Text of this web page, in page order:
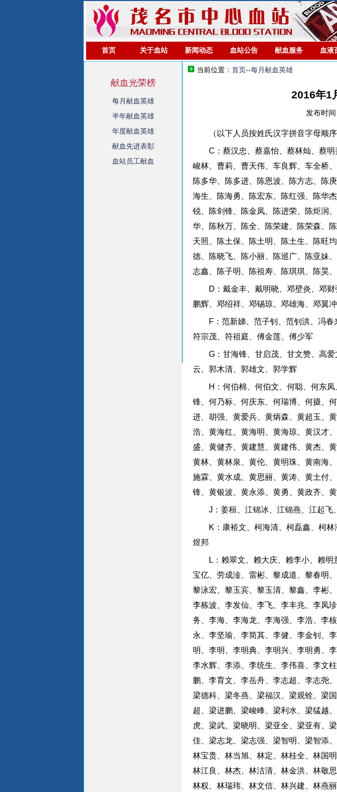
首页 关于血站 新闻动态 血站公告 献血服务 血液
献血光荣榜
每月献血英雄
半年献血英雄
年度献血英雄
献血先进表彰
血站员工献血
当前位置： 首页--每月献血英雄
2016年1
发布时
（以下人员按姓氏汉字拼音字母顺序
C：蔡汉忠、蔡嘉怡、蔡林灿、蔡
峻林、曹莉、曹天伟、车良辉、车全桥
陈多华、陈多进、陈恩波、陈方志、陈
海生、陈海勇、陈宏东、陈红强、陈华
锐、陈剑锋、陈金凤、陈进荣、陈炬润
华、陈秋万、陈全、陈荣建、陈荣森、
天照、陈土保、陈土明、陈土生、陈旺
德、陈晓飞、陈小丽、陈巡广、陈亚妹
志鑫、陈子明、陈祖寿、陈琪琪、陈昊
D：戴金丰、戴明晓、邓壁炎、邓
鹏辉、邓绍祥、邓锡琼、邓雄海、邓翼
F：范新娣、范子钊、范钊洪、冯
符宗茂、符祖庭、傅金莲、傅少军
G：甘海锋、甘启茂、甘文赞、高
云、郭木清、郭雄文、郭学辉
H：何伯棉、何伯文、何聪、何东
锋、何乃标、何庆东、何瑞博、何摄、
进、胡强、黄爱兵、黄炳森、黄超玉、
浩、黄海红、黄海明、黄海琼、黄汉才
盛、黄健齐、黄建慧、黄建伟、黄杰、
黄林、黄林泉、黄伦、黄明珠、黄南海
施霖、黄水成、黄思丽、黄涛、黄土付
锋、黄银波、黄永添、黄勇、黄政齐、
J：姜桓、江锦冰、江锦燕、江起
K：康裕文、柯海清、柯磊鑫、柯
煜邦
L：赖翠文、赖大庆、赖李小、赖
宝亿、劳成淦、雷彬、黎成道、黎春明
黎泳宏、黎玉宾、黎玉清、黎鑫、李彬
李栋波、李发仙、李飞、李丰兆、李凤
务、李海、李海龙、李海强、李浩、李
永、李坚瑜、李简其、李健、李金钊、
明、李明、李明典、李明兴、李明勇、
李水辉、李添、李统生、李伟喜、李文
鹏、李育文、李岳舟、李志超、李志尧
梁德科、梁冬燕、梁福汉、梁观铨、梁
超、梁进鹏、梁峻峰、梁利水、梁猛越
虎、梁武、梁晓明、梁亚全、梁亚有、
佳、梁志龙、梁志强、梁智明、梁智添
林宝贵、林当旭、林定、林桂全、林国
林江良、林杰、林洁清、林金洪、林敬
林权、林瑞玮、林文信、林兴建、林燕